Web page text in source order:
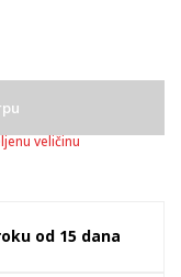
veličinu
od 15 dana